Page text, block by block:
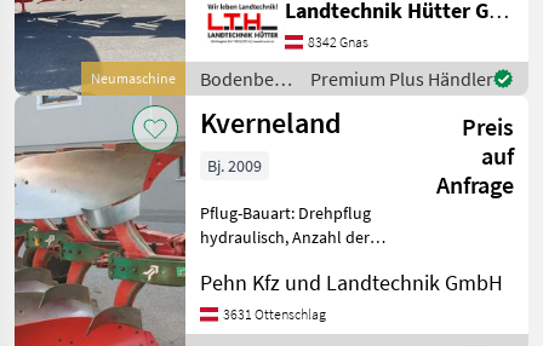
Neumaschine
Vorschäler, Maiseinleger,
Scheibensech, hydr.
Schnittbreitenverstellung,
Steinsicherung, Stützrad
Landtechnik Hütter GmbH & Co KG
8342 Gnas
Bodenbearbeitung
/ Kuhn
Premium Plus Händler
Kverneland
Preis
auf
Anfrage
Bj. 2009
Pflug-Bauart: Drehpflug
hydraulisch, Anzahl der
Scheibensech, hydr.
Schnittbreitenverstellung,
Steinsicherung, Stützrad
Pehn Kfz und Landtechnik GmbH
3631 Ottenschlag